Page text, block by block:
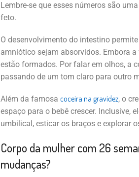
Lembre-se que esses números são
feto.
O desenvolvimento do intestino
amniótico sejam absorvidos. Embora
estão formados. Por falar em olhos, a
passando de um tom claro para outro
Além da famosa coceira na gravidez, o
espaço para o bebê crescer. Inclusive,
umbilical, esticar os braços e explorar
Corpo da mulher com 26
mudanças?